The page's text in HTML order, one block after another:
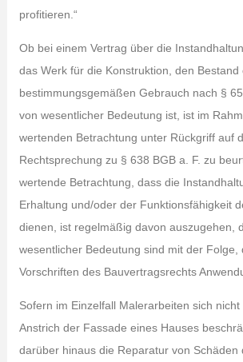
profitieren.“
Ob bei einem Vertrag über die
das Werk für die Konstruktion, den Bestand
bestimmungsgemäßen Gebrauch nach §
von wesentlicher Bedeutung ist, ist im
wertenden Betrachtung unter Rückgriff auf
Rechtsprechung zu § 638 BGB a. F. zu
wertende Betrachtung, dass die
Erhaltung und/oder der Funktionsfähigkeit
dienen, ist regelmäßig davon auszugehen,
wesentlicher Bedeutung sind mit der Folge,
Vorschriften des Bauvertragsrechts
Sofern im Einzelfall Malerarbeiten sich
Anstrich der Fassade eines Hauses
darüber hinaus die Reparatur von Schäden